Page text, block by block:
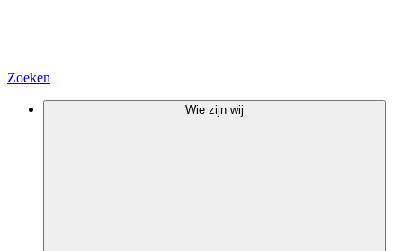
Zoeken
Wie zijn wij